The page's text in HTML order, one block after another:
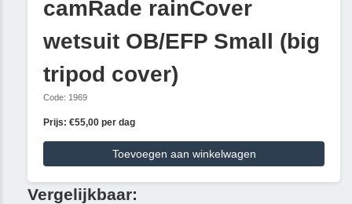
camRade rainCover
wetsuit OB/EFP Small (big
tripod cover)
Code: 1969
Prijs: €55,00 per dag
Toevoegen aan winkelwagen
Vergelijkbaar: